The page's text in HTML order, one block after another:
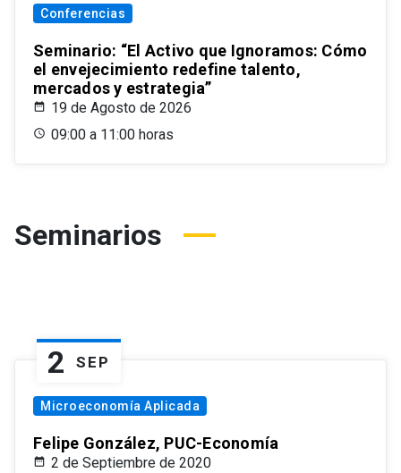
Conferencias
Seminario: “El Activo que Ignoramos: Cómo
el envejecimiento redefine talento,
mercados y estrategia”
19 de Agosto de 2026
09:00 a 11:00 horas
Seminarios
2 SEP
Microeconomía Aplicada
Felipe González, PUC-Economía
2 de Septiembre de 2020